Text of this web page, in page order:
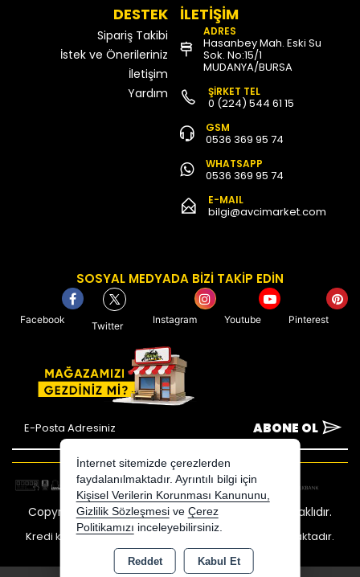
DESTEK
Sipariş Takibi
İstek ve Önerileriniz
İletişim
Yardım
İLETİŞİM
ADRES
Hasanbey Mah. Eski Su
Sok. No:15/1
MUDANYA/BURSA
ŞİRKET TEL
0 (224) 544 61 15
GSM
0536 369 95 74
WHATSAPP
0536 369 95 74
E-MAIL
bilgi@avcimarket.com
SOSYAL MEDYADA BİZİ TAKİP EDİN
Facebook
Twitter
Instagram Youtube Pinterest
ABONE OL
Copyright 2026 avcimarket.com - Tüm hakları saklıdır.
Kredi kartı bilgileriniz 256bit SSL sertifikası ile korunmaktadır.
İnternet sitemizde çerezlerden
faydalanılmaktadır. Ayrıntılı bilgi için
Kişisel Verilerin Korunması Kanununu,
Gizlilik Sözleşmesi ve Çerez
Politikamızı inceleyebilirsiniz.
Reddet Kabul Et